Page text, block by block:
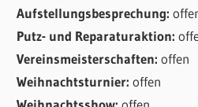
Aufstellungsbesprechung:
Putz- und Reparaturaktion:
Vereinsmeisterschaften:offen
Weihnachtsturnier:offen